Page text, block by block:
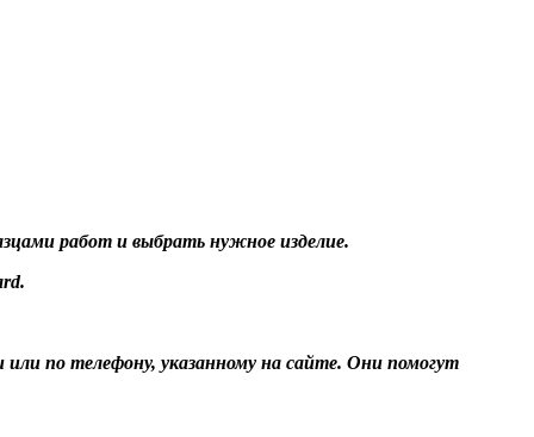
работ и выбрать нужное изделие.
или по телефону, указанному на сайте. Они помогут